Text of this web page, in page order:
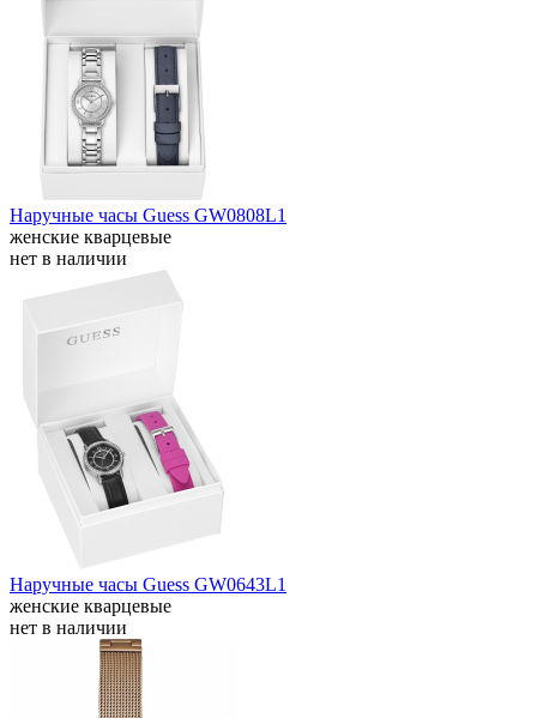
Наручные часы Guess GW0808L1
женские кварцевые
нет в наличии
Наручные часы Guess GW0643L1
женские кварцевые
нет в наличии